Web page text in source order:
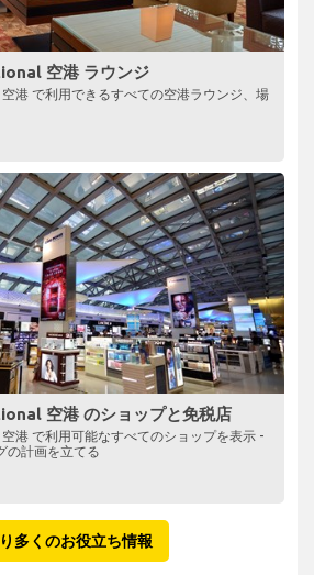
空港 ラウンジ
港 で利用できるすべての空港ラウンジ、場
空港 のショップと免税店
港 で利用可能なすべてのショップを表示 -
の計画を立てる
多くのお役立ち情報